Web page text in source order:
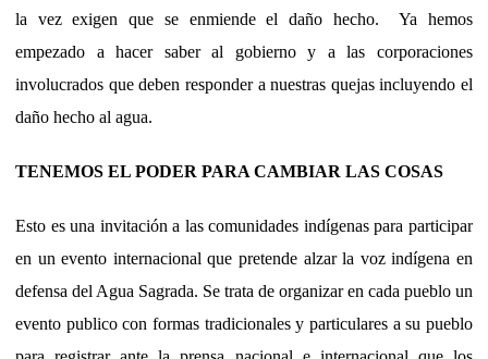
la vez exigen que se enmiende el daño hecho. Ya hemos
empezado a hacer saber al gobierno y a las corporaciones
involucrados que deben responder a nuestras quejas incluyendo el
daño hecho al agua.
TENEMOS EL PODER PARA CAMBIAR LAS COSAS
Esto es una invitación a las comunidades indígenas para participar
en un evento internacional que pretende alzar la voz indígena en
defensa del Agua Sagrada. Se trata de organizar en cada pueblo un
evento publico con formas tradicionales y particulares a su pueblo